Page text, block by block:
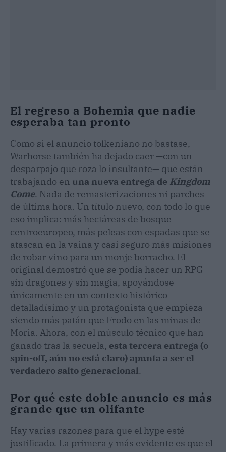
El regreso a Bohemia que nadie
esperaba tan pronto
Como si el anuncio tolkeniano no bastase,
Warhorse también ha dejado caer —con un
desparpajo que roza lo insultante— que están
trabajando en una nueva entrega de Kingdom
Come. Nada de remasterizaciones ni parches
de última hora. Un título nuevo, con todo lo que
eso implica: más hectáreas de bosque
centroeuropeo, más peleas con espadas que se
atascan en la vaina y casi seguro más misiones
de robar vino para un monje borracho. El
original demostró que se podía hacer un RPG
sin dragones y sin magia, apoyándose
únicamente en un contexto histórico
detalladísimo y un protagonista que empieza
siendo más patán que Frodo en las minas de
Moria. Ahora, con el músculo técnico que han
ganado tras la secuela, esta tercera entrega (o
spin-off, aún no está claro) apunta a ser el
verdadero salto generacional.
Por qué este doble anuncio es más
grande que un olifante
Hay varias razones para que el hype esté
justificado. La primera y más evidente es que el